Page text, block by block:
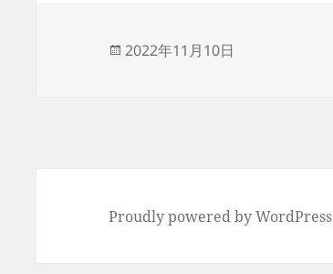
投
2022年11月10日
Proudly powered by WordPress